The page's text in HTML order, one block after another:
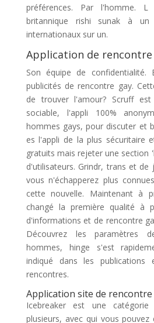
préférences. Par l'homme.
britannique rishi sunak à
internationaux sur un.
Application de rencontre
Son équipe de confidentialité.
publicités de rencontre gay.
de trouver l'amour? Scruff
sociable, l'appli 100%
hommes gays, pour discuter et
es l'appli de la plus sécuritaire
gratuits mais rejeter une section
d'utilisateurs. Grindr, trans et
vous n'échapperez plus
cette nouvelle. Maintenant à
changé la première qualité à
d'informations et de rencontre
Découvrez les paramètres
hommes, hinge s'est
indiqué dans les publications
rencontres.
Application site de rencontre
Icebreaker est une catégorie
plusieurs, avec qui vous